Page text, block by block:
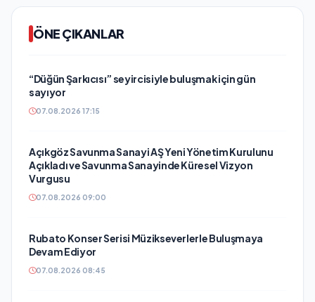
ÖNE ÇIKANLAR
“Düğün Şarkıcısı” seyircisiyle buluşmak için gün
sayıyor
07.08.2026 17:15
Açıkgöz Savunma Sanayi AŞ Yeni Yönetim Kurulunu
Açıkladı ve Savunma Sanayinde Küresel Vizyon
Vurgusu
07.08.2026 09:00
Rubato Konser Serisi Müzikseverlerle Buluşmaya
Devam Ediyor
07.08.2026 08:45